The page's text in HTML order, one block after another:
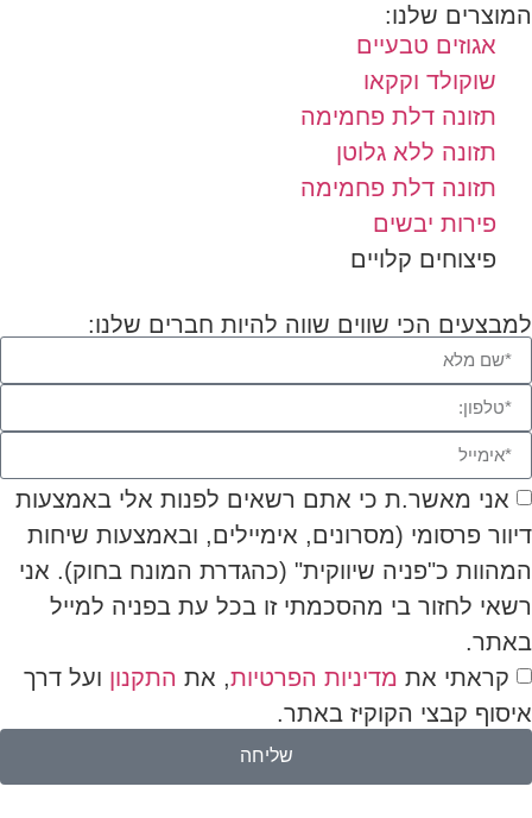
המוצרים שלנו:
אגוזים טבעיים
שוקולד וקקאו
תזונה דלת פחמימה
תזונה ללא גלוטן
תזונה דלת פחמימה
פירות יבשים
פיצוחים קלויים
למבצעים הכי שווים שווה להיות חברים שלנו:
אני מאשר.ת כי אתם רשאים לפנות אלי באמצעות
דיוור פרסומי (מסרונים, אימיילים, ובאמצעות שיחות
המהוות כ"פניה שיווקית" (כהגדרת המונח בחוק). אני
רשאי לחזור בי מהסכמתי זו בכל עת בפניה למייל
באתר.
קראתי את מדיניות הפרטיות , את התקנון ועל דרך
איסוף קבצי הקוקיז באתר.
שליחה